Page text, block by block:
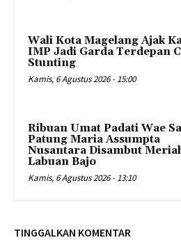
Wali Kota Magelang Ajak
IMP Jadi Garda Terdepan
Stunting
Kamis, 6 Agustus 2026 - 15:00
Ribuan Umat Padati Wae
Patung Maria Assumpta
Nusantara Disambut
Labuan Bajo
Kamis, 6 Agustus 2026 - 13:10
TINGGALKAN KOMENTAR